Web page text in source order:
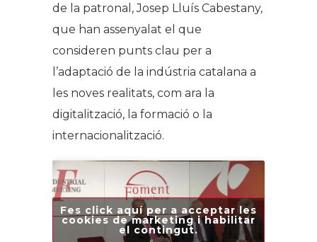
de la patronal, Josep Lluís Cabestany,
que han assenyalat el que
consideren punts clau per a
l’adaptació de la indústria catalana a
les noves realitats, com ara la
digitalització, la formació o la
internacionalització.
Fes click aquí per a acceptar les
cookies de marketing i habilitar
el contingut.